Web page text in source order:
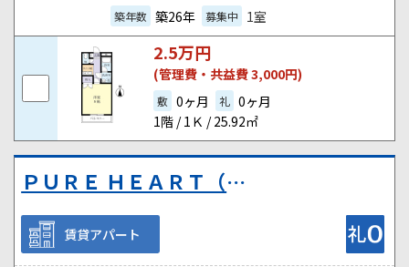
築年数 築26年 募集中 1室
2.5万円
(管理費・共益費 3,000円)
敷 0ヶ月 礼 0ヶ月
1階 / 1Ｋ / 25.92㎡
ＰＵＲＥ ＨＥＡＲＴ（ピュアハート）
賃貸アパート